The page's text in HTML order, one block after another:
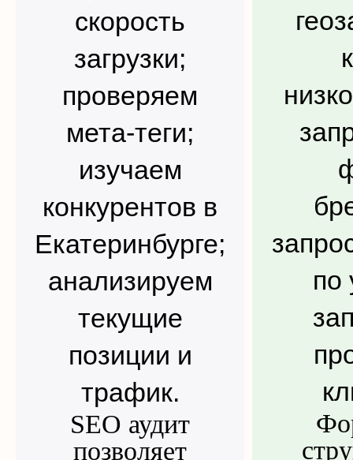
скорость
загрузки;
проверяем
мета-теги;
изучаем
конкурентов в
Екатеринбурге;
анализируем
текущие
позиции и
трафик.
SEO аудит
позволяет
по